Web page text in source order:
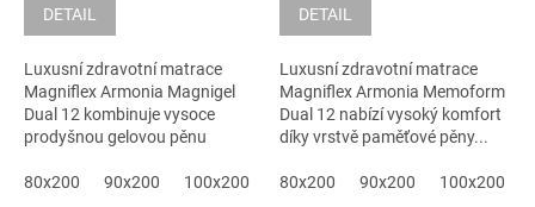
DETAIL
Luxusní zdravotní matrace
Magniflex Armonia Magnigel
Dual 12 kombinuje vysoce
prodyšnou gelovou pěnu
80x200
90x200 100x200 120x200 140x200 160x200
DETAIL
Luxusní zdravotní matrace
Magniflex Armonia Memoform
Dual 12 nabízí vysoký komfort
díky vrstvě paměťové pěny...
80x200 90x200 100x200